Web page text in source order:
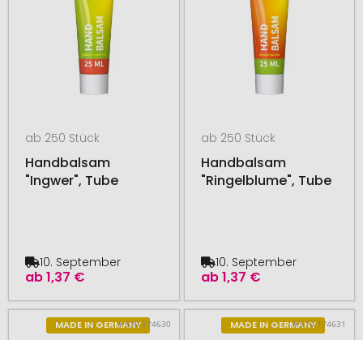
ab 250 Stück
Handbalsam
"Ingwer", Tube
ab1,37 €
10. September
ab 250 Stück
Handbalsam
"Ringelblume", Tube
ab1,37 €
10. September
MADE IN GERMANY# 510.174630
MADE IN GERMANY# 510.174631